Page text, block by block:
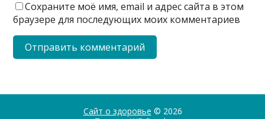
Сохраните моё имя, email и адрес сайта в этом
браузере для последующих моих комментариев
Сайт о здоровье © 2026